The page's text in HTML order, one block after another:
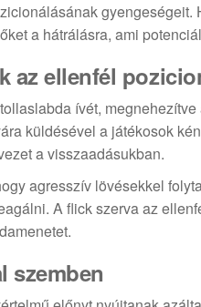
gyengeségeit.
a hátrálásra, ami
az ellenfél
ívét,
küldésével a játékosok
a visszaadásukban.
agresszív lövésekkel
A flick szerva az
szemben